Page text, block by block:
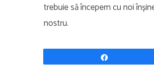
trebuie să începem cu noi
nostru.